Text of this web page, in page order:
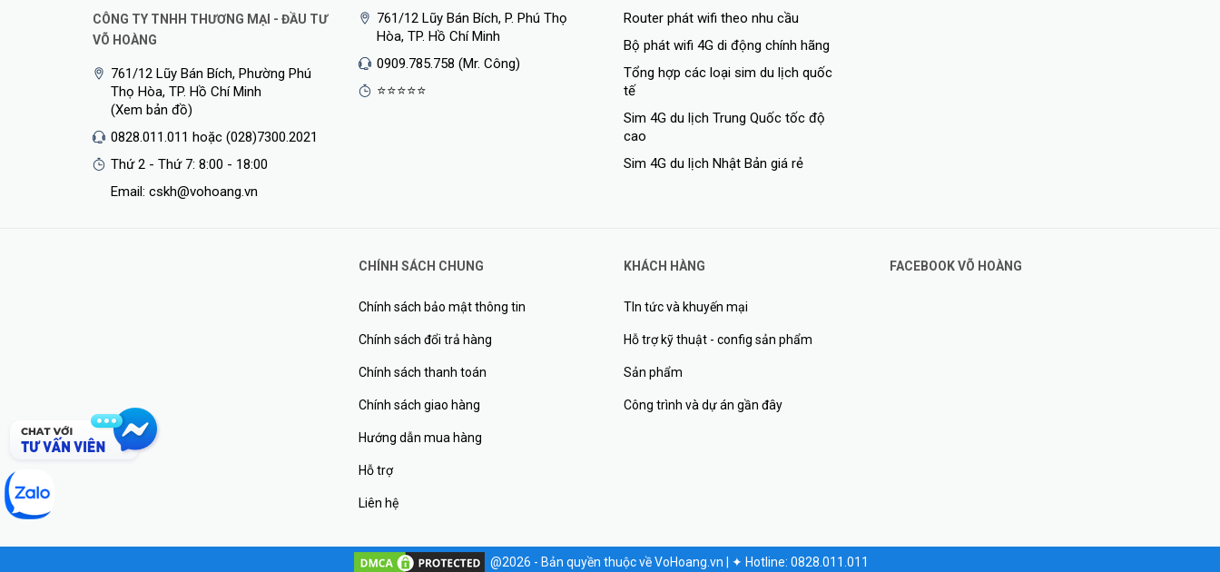
CÔNG TY TNHH THƯƠNG MẠI - ĐẦU TƯ
VÕ HOÀNG
761/12 Lũy Bán Bích, Phường Phú
Thọ Hòa, TP. Hồ Chí Minh
(Xem bản đồ)
0828.011.011 hoặc (028)7300.2021
Thứ 2 - Thứ 7: 8:00 - 18:00
Email: cskh@vohoang.vn
761/12 Lũy Bán Bích, P. Phú Thọ
Hòa, TP. Hồ Chí Minh
0909.785.758 (Mr. Công)
⭐⭐⭐⭐⭐
Router phát wifi theo nhu cầu
Bộ phát wifi 4G di động chính hãng
Tổng hợp các loại sim du lịch quốc
tế
Sim 4G du lịch Trung Quốc tốc độ
cao
Sim 4G du lịch Nhật Bản giá rẻ
CHÍNH SÁCH CHUNG
Chính sách bảo mật thông tin
Chính sách đổi trả hàng
Chính sách thanh toán
Chính sách giao hàng
Hướng dẫn mua hàng
Hỗ trợ
Liên hệ
KHÁCH HÀNG
TIn tức và khuyến mại
Hỗ trợ kỹ thuật - config sản phẩm
Sản phẩm
Công trình và dự án gần đây
FACEBOOK VÕ HOÀNG
@2026 - Bản quyền thuộc về VoHoang.vn ✦ Hotline: 0828.011.011